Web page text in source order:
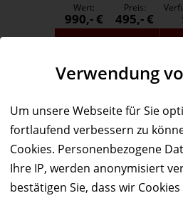
Verwendung
Um unsere Webseite für Sie
fortlaufend verbessern zu
Cookies. Personenbezogene
Ihre IP, werden anonymisiert
bestätigen Sie, dass wir
Wert:
990,- €
Preis:
495,- €
Service